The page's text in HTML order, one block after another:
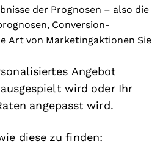
der Prognosen – also die
Conversion-
Art von Marketingaktionen Sie
Angebot
wird oder Ihr
angepasst wird.
diese zu finden: